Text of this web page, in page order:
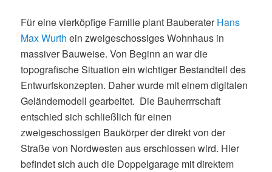
Für eine vierköpfige Familie plant BauberaterHans
Max Wurth ein zweigeschossiges Wohnhaus in
massiver Bauweise. Von Beginn an war die
topografische Situation ein wichtiger Bestandteil des
Entwurfskonzepten. Daher wurde mit einem digitalen
Geländemodell gearbeitet. Die Bauherrrschaft
entschied sich schließlich für einen
zweigeschossigen Baukörper der direkt von der
Straße von Nordwesten aus erschlossen wird. Hier
befindet sich auch die Doppelgarage mit direktem